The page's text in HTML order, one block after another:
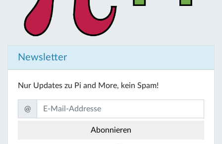
Newsletter
Nur Updates zu Pi and More, kein Spam!
@